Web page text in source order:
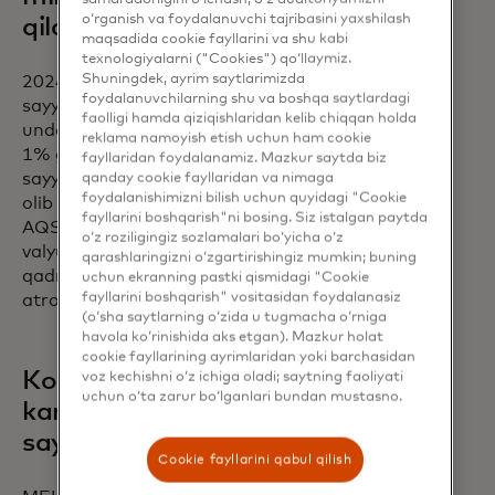
qiladi
2024-yilda valyuta kursining pasayishi
sayyohlarni Yaponiyaga qiymat izlashga
undadi, u yerda ienning RMBga nisbatan
1% ga pasayishi Xitoy materikidagi
sayyohlar sonining 1,5% ga oshishiga
olib keldi. Biroq, Yangi Zelandiya va
AQShdan kelgan mehmonlar
valyutalariga nisbatan bir xil darajada
qadrsizlanishga javoban atigi 0,2%
atrofida o'sdi.
Korporativ sayohatlar
kamroq uchraydi, ammo
sayohatlar uzoqroq
o‘rganish va foydalanuvchi tajribasini yaxshilash
maqsadida cookie fayllarini va shu kabi
texnologiyalarni ("Cookies") qo‘llaymiz.
Shuningdek, ayrim saytlarimizda
foydalanuvchilarning shu va boshqa saytlardagi
faolligi hamda qiziqishlaridan kelib chiqqan holda
reklama namoyish etish uchun ham cookie
fayllaridan foydalanamiz. Mazkur saytda biz
qanday cookie fayllaridan va nimaga
foydalanishimizni bilish uchun quyidagi "Cookie
fayllarini boshqarish"ni bosing. Siz istalgan paytda
o‘z roziligingiz sozlamalari bo‘yicha o‘z
qarashlaringizni o‘zgartirishingiz mumkin; buning
uchun ekranning pastki qismidagi "Cookie
fayllarini boshqarish" vositasidan foydalanasiz
(o‘sha saytlarning o‘zida u tugmacha o‘rniga
havola ko‘rinishida aks etgan). Mazkur holat
cookie fayllarining ayrimlaridan yoki barchasidan
voz kechishni o‘z ichiga oladi; saytning faoliyati
uchun o‘ta zarur bo‘lganlari bundan mustasno.
Cookie fayllarini qabul qilish